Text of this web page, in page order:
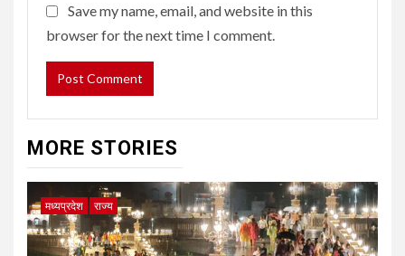
Save my name, email, and website in this
browser for the next time I comment.
MORE STORIES
मध्यप्रदेश राज्य